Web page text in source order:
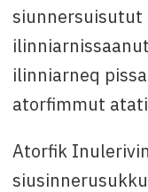
ilinniarneq
atorfimmut
Atorfik